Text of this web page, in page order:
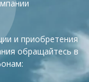
и приобретения
обращайтесь в